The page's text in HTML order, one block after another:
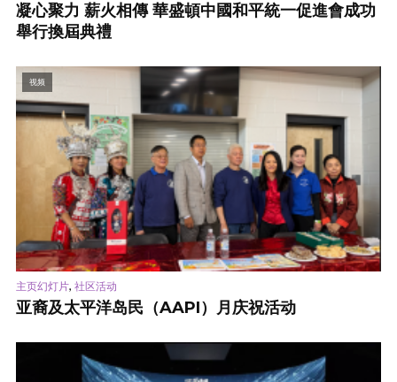
凝心聚力 薪火相傳 華盛頓中國和平統一促進會成功
舉行換屆典禮
视频
主页幻灯片, 社区活动
亚裔及太平洋岛民（AAPI）月庆祝活动